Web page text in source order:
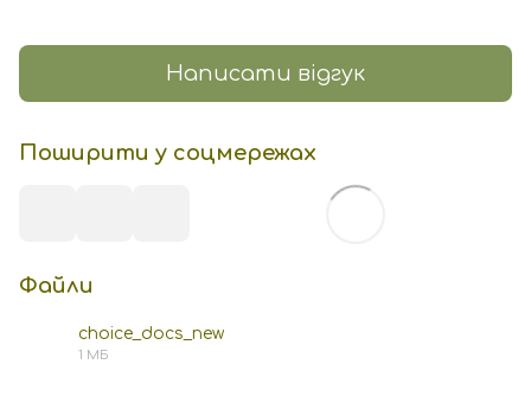
Написати відгук
Поширити у соцмережах
Файли
choice_docs_new
1 МБ